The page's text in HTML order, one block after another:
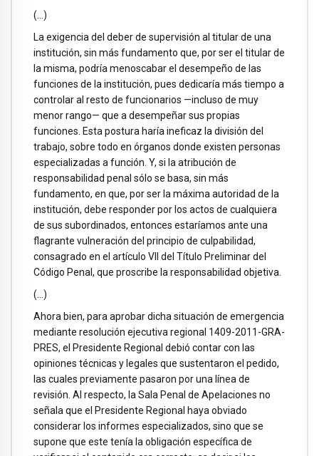
(…)
La exigencia del deber de supervisión al titular de una
institución, sin más fundamento que, por ser el titular de
la misma, podría menoscabar el desempeño de las
funciones de la institución, pues dedicaría más tiempo a
controlar al resto de funcionarios —incluso de muy
menor rango— que a desempeñar sus propias
funciones. Esta postura haría ineficaz la división del
trabajo, sobre todo en órganos donde existen personas
especializadas a función. Y, si la atribución de
responsabilidad penal sólo se basa, sin más
fundamento, en que, por ser la máxima autoridad de la
institución, debe responder por los actos de cualquiera
de sus subordinados, entonces estaríamos ante una
flagrante vulneración del principio de culpabilidad,
consagrado en el artículo VII del Título Preliminar del
Código Penal, que proscribe la responsabilidad objetiva.
(…)
Ahora bien, para aprobar dicha situación de emergencia
mediante resolución ejecutiva regional 1409-2011-GRA-
PRES, el Presidente Regional debió contar con las
opiniones técnicas y legales que sustentaron el pedido,
las cuales previamente pasaron por una línea de
revisión. Al respecto, la Sala Penal de Apelaciones no
señala que el Presidente Regional haya obviado
considerar los informes especializados, sino que se
supone que este tenía la obligación específica de